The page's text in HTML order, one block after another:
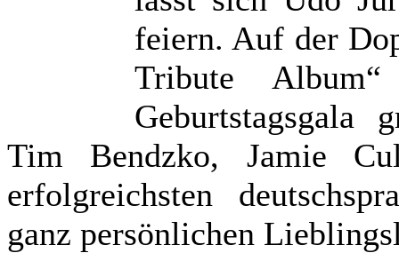
feiern. Auf der
Tribute
Geburtstagsgala
Tim Bendzko, Jamie
erfolgreichsten
ganz persönlichen